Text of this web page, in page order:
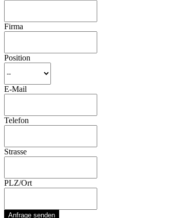
Firma
Position
E-Mail
Telefon
Strasse
PLZ/Ort
Anfrage senden